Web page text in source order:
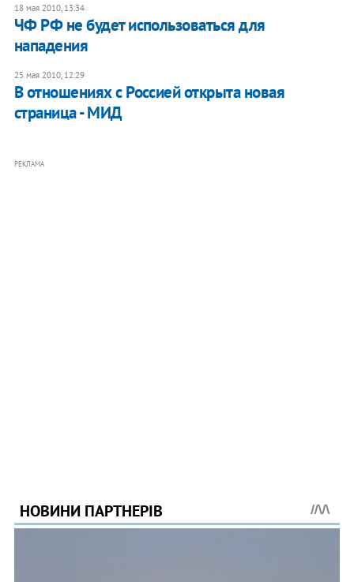
18 мая 2010, 13:34
ЧФ РФ не будет использоваться для
нападения
25 мая 2010, 12:29
В отношениях с Россией открыта новая
страница - МИД
РЕКЛАМА